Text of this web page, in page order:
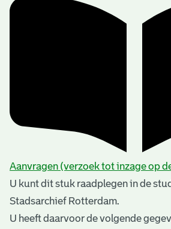
Aanvragen (verzoek tot inzage op
U kunt dit stuk raadplegen in de
Stadsarchief Rotterdam.
U heeft daarvoor de volgende